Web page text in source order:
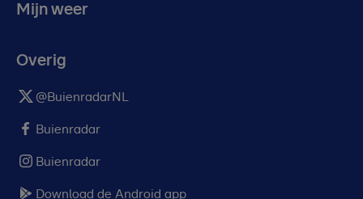
Mijn weer
Overig
@BuienradarNL
Buienradar
Buienradar
Download de Android app